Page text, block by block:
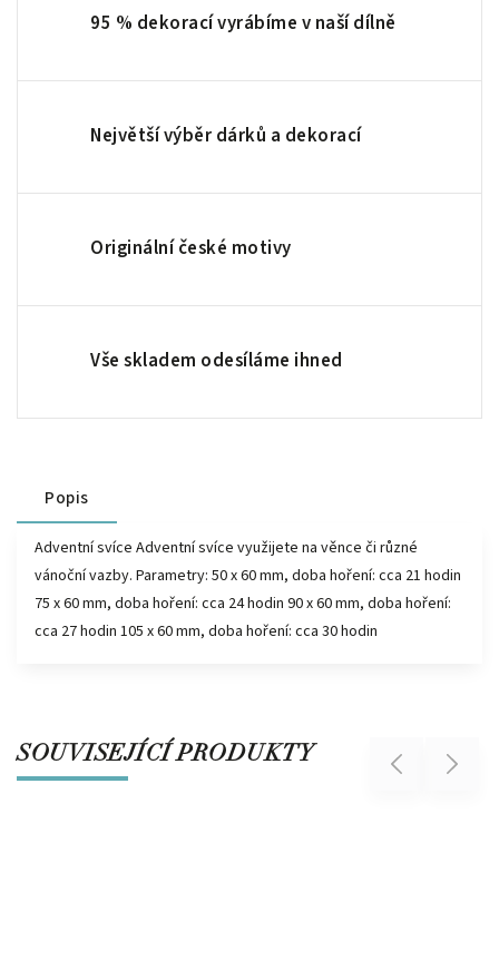
95 % dekorací vyrábíme v naší dílně
Největší výběr dárků a dekorací
Originální české motivy
Vše skladem odesíláme ihned
Popis
Adventní svíce Adventní svíce využijete na věnce či různé
vánoční vazby. Parametry: 50 x 60 mm, doba hoření: cca 21 hodin
75 x 60 mm, doba hoření: cca 24 hodin 90 x 60 mm, doba hoření:
cca 27 hodin 105 x 60 mm, doba hoření: cca 30 hodin
SOUVISEJÍCÍ PRODUKTY Previous Next